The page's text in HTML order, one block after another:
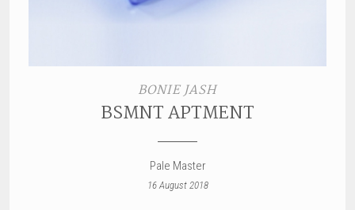
BONIE JASH
BSMNT APTMENT
Pale Master
16 August 2018